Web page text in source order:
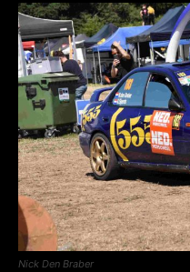
Nick Den Braber